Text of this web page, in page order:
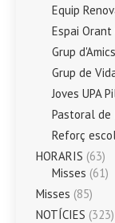
Equip
Espai Orant
Grup
Grup de
Joves UPA
Pastoral
Reforç
HORARIS (63)
Misses (61)
Misses (85)
NOTÍCIES (323)